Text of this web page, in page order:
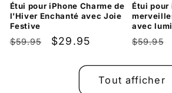
Étui pour iPhone Charme de
l'Hiver Enchanté avec Joie
Festive
Prix
$59.95
Prix
$29.95
Étui pour
avec
Prix
$59.95
Tout afficher